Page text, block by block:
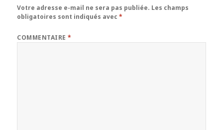
Votre adresse e-mail ne sera pas publiée. Les champs
obligatoires sont indiqués avec*
COMMENTAIRE*